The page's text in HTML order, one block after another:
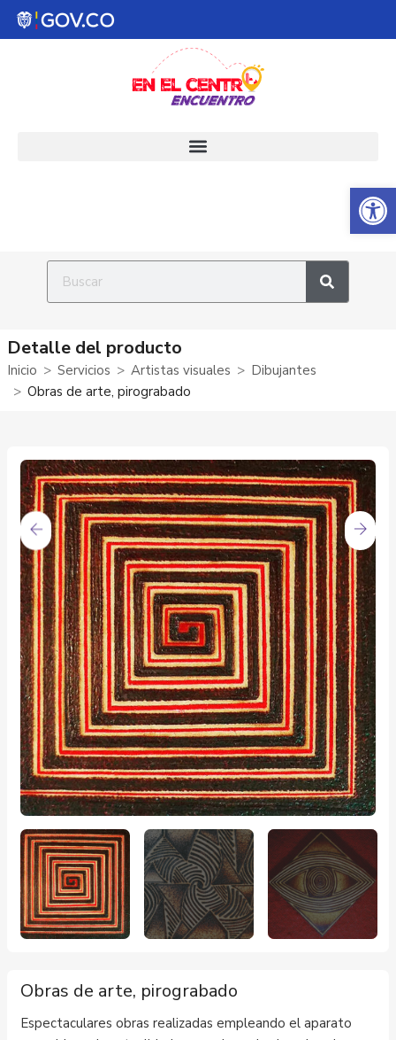
Abrir
Detalle del producto
Inicio Servicios Artistas visuales
Dibujantes
Obras de arte, pirograbado
Obras de arte, pirograbado
Espectaculares obras realizadas empleando el aparato